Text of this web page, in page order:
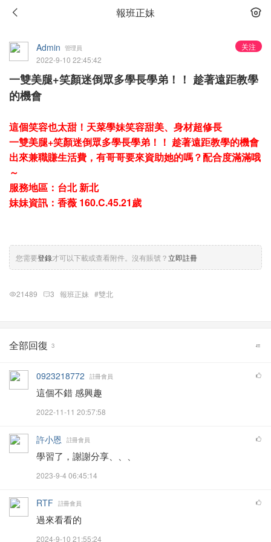
報班正妹
关注
Admin 管理員
2022-9-10 22:45:42
一雙美腿+笑顏迷倒眾多學長學弟！！ 趁著遠距教學
的機會
這個笑容也太甜！天菜學妹笑容甜美、身材超修長
一雙美腿+笑顏迷倒眾多學長學弟！！ 趁著遠距教學的機會
出來兼職賺生活費，有哥哥要來資助她的嗎？配合度滿滿哦
～
服務地區：台北 新北
妹妹資訊：香薇 160.C.45.21歲
您需要登錄才可以下載或查看附件。沒有賬號？立即註冊
21489 3 報班正妹 #雙北
全部回復 3
0923218772 註冊會員
這個不錯 感興趣
2022-11-11 20:57:58
許小恩 註冊會員
學習了，謝謝分享、、、
2023-9-4 06:45:14
RTF 註冊會員
過來看看的
2024-9-10 21:55:24